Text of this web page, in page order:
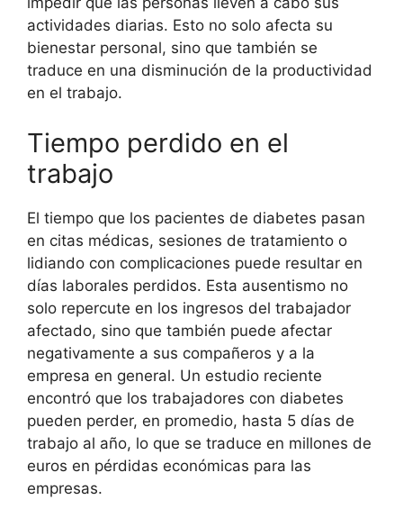
actividades diarias. Esto no solo afecta su
bienestar personal, sino que también se
traduce en una disminución de la productividad
en el trabajo.
Tiempo perdido en el
trabajo
El tiempo que los pacientes de diabetes pasan
en citas médicas, sesiones de tratamiento o
lidiando con complicaciones puede resultar en
días laborales perdidos. Esta ausentismo no
solo repercute en los ingresos del trabajador
afectado, sino que también puede afectar
negativamente a sus compañeros y a la
empresa en general. Un estudio reciente
encontró que los trabajadores con diabetes
pueden perder, en promedio, hasta 5 días de
trabajo al año, lo que se traduce en millones de
euros en pérdidas económicas para las
empresas.